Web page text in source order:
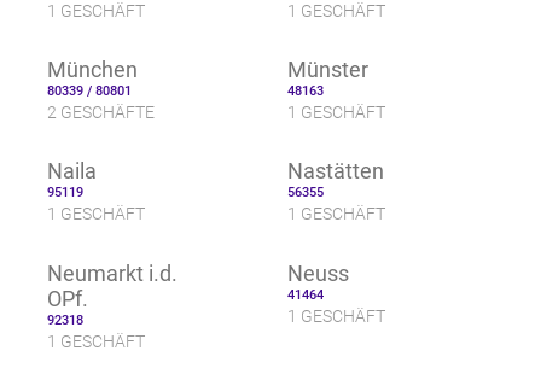
1 GESCHÄFT 1 GESCHÄFT
München
80339 / 80801
2 GESCHÄFTE
Münster
48163
1 GESCHÄFT
Naila
95119
1 GESCHÄFT
Nastätten
56355
1 GESCHÄFT
Neumarkt i.d.
OPf.
92318
1 GESCHÄFT
Neuss
41464
1 GESCHÄFT